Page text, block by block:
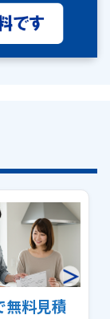
無料見積